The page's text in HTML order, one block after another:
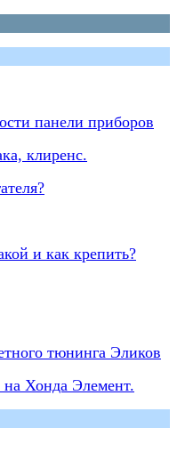
панели приборов
клиренс.
и как крепить?
тюнинга Эликов
на Хонда Элемент.